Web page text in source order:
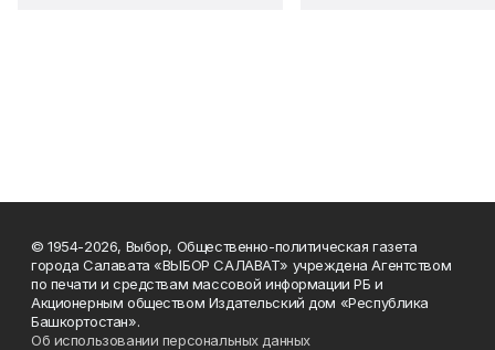
© 1954-2026, Выбор, Общественно-политическая газета
города Салавата «ВЫБОР САЛАВАТ» учреждена Агентством
по печати и средствам массовой информации РБ и
Акционерным обществом Издательский дом «Республика
Башкортостан».
Об использовании персональных данных